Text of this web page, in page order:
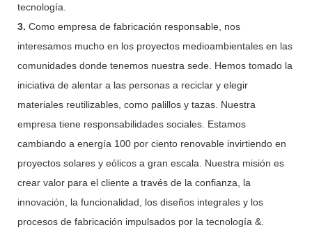
tecnología.
3. Como empresa de fabricación responsable, nos
interesamos mucho en los proyectos medioambientales en las
comunidades donde tenemos nuestra sede. Hemos tomado la
iniciativa de alentar a las personas a reciclar y elegir
materiales reutilizables, como palillos y tazas. Nuestra
empresa tiene responsabilidades sociales. Estamos
cambiando a energía 100 por ciento renovable invirtiendo en
proyectos solares y eólicos a gran escala. Nuestra misión es
crear valor para el cliente a través de la confianza, la
innovación, la funcionalidad, los diseños integrales y los
procesos de fabricación impulsados ​​por la tecnología &.